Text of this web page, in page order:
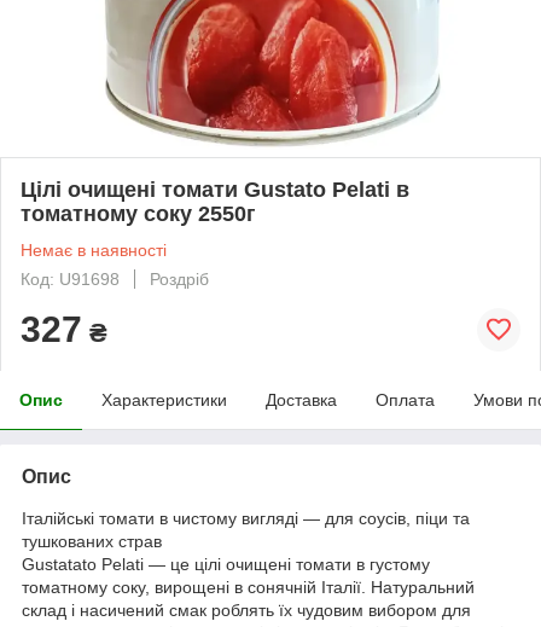
Цілі очищені томати Gustato Pelati в
томатному соку 2550г
Немає в наявності
Код: U91698
Роздріб
327 ₴
Опис Характеристики Доставка Оплата Умови
Опис
Італійські томати в чистому вигляді — для соусів, піци та
тушкованих страв
Gustatato Pelati — це цілі очищені томати в густому
томатному соку, вирощені в сонячній Італії. Натуральний
склад і насичений смак роблять їх чудовим вибором для